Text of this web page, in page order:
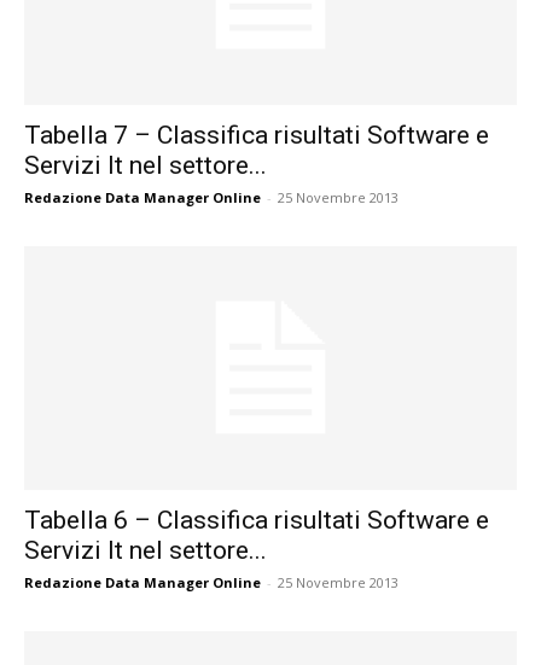
Tabella 7 – Classifica risultati Software e
Servizi It nel settore...
Redazione Data Manager Online - 25 Novembre 2013
Tabella 6 – Classifica risultati Software e
Servizi It nel settore...
Redazione Data Manager Online - 25 Novembre 2013